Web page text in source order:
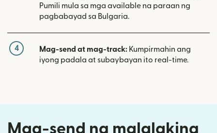
Pumili mula sa mga available na paraan ng
pagbabayad sa Bulgaria.
4 Mag-send at mag-track: Kumpirmahin ang
iyong padala at subaybayan ito real-time.
Mag-send ng malalaking